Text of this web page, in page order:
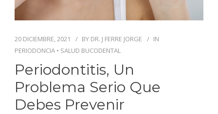
20 DICIEMBRE, 2021 BY DR. J FERRE JORGE
IN
PERIODONCIA • SALUD BUCODENTAL
Periodontitis, Un
Problema Serio Que
Debes Prevenir